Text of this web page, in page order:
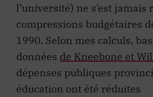
l’université) ne s’est jamais
compressions budgétaires
1990. Selon mes calculs,
données de Kneebone et
dépenses publiques
éducation ont été réduites